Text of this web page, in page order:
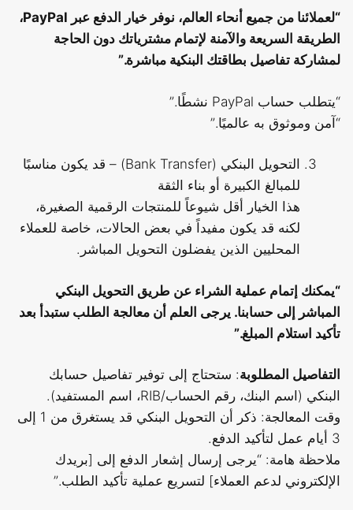
“لعملائنا من جميع أنحاء العالم، نوفر خيار الدفع عبر PayPal،
الطريقة السريعة والآمنة لإتمام مشترياتك دون الحاجة
لمشاركة تفاصيل بطاقتك البنكية مباشرة.”
“يتطلب حساب PayPal نشطًا.”
“آمن وموثوق به عالميًا.”
التحويل البنكي (Bank Transfer) – قد يكون مناسبًا
للمبالغ الكبيرة أو بناء الثقة
هذا الخيار أقل شيوعاً للمنتجات الرقمية الصغيرة،
لكنه قد يكون مفيداً في بعض الحالات، خاصة للعملاء
المحليين الذين يفضلون التحويل المباشر.
“يمكنك إتمام عملية الشراء عن طريق التحويل البنكي
المباشر إلى حسابنا. يرجى العلم أن معالجة الطلب ستبدأ بعد
تأكيد استلام المبلغ.”
التفاصيل المطلوبة: ستحتاج إلى توفير تفاصيل حسابك
البنكي (اسم البنك، رقم الحساب/RIB، اسم المستفيد).
وقت المعالجة: ذكر أن التحويل البنكي قد يستغرق من 1 إلى
3 أيام عمل لتأكيد الدفع.
ملاحظة هامة: “يرجى إرسال إشعار الدفع إلى [بريدك
الإلكتروني لدعم العملاء] لتسريع عملية تأكيد الطلب.”